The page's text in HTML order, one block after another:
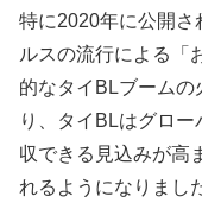
特に2020年に公開さ
ルスの流行による「
的なタイBLブームの
り、タイBLはグロ
収できる見込みが高
れるようになりまし